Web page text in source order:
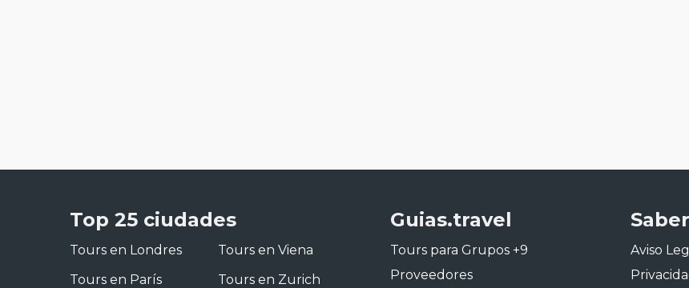
Top 25 ciudades
Tours en Londres
Tours en París
Tours en Viena
Tours en Zurich
Guias.travel
Tours para Grupos +9
Proveedores
Aviso